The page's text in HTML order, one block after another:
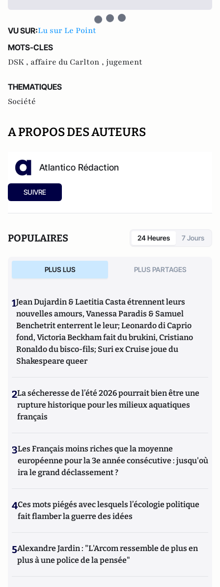
VU SUR:Lu sur Le Point
MOTS-CLES
DSK , affaire du Carlton , jugement
THEMATIQUES
Société
A PROPOS DES AUTEURS
Atlantico Rédaction
SUIVRE
POPULAIRES 24 Heures 7 Jours
PLUS LUS PLUS PARTAGES
1Jean Dujardin & Laetitia Casta étrennent leurs
nouvelles amours, Vanessa Paradis & Samuel
Benchetrit enterrent le leur; Leonardo di Caprio
fond, Victoria Beckham fait du brukini, Cristiano
Ronaldo du bisco-fils; Suri ex Cruise joue du
Shakespeare queer
2La sécheresse de l’été 2026 pourrait bien être une
rupture historique pour les milieux aquatiques
français
3Les Français moins riches que la moyenne
européenne pour la 3e année consécutive : jusqu'où
ira le grand déclassement ?
4Ces mots piégés avec lesquels l’écologie politique
fait flamber la guerre des idées
5Alexandre Jardin : "L'Arcom ressemble de plus en
plus à une police de la pensée"